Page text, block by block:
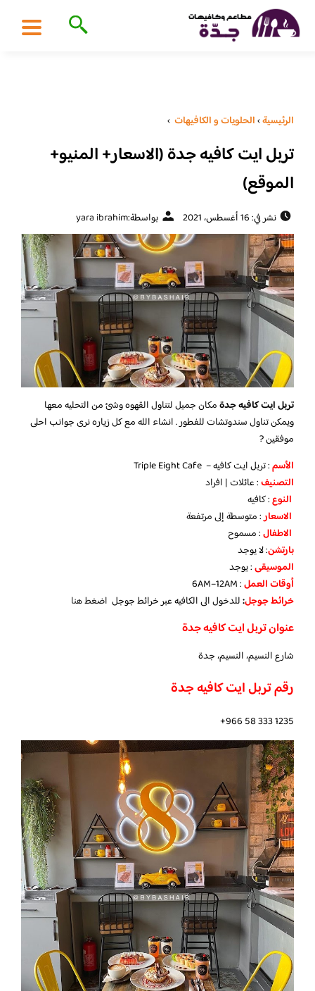
الرئيسية›الحلويات و الكافيهات ‎ ›
تربل ايت كافيه جدة (الاسعار+ المنيو+
الموقع)
نشر في: 16 أغسطس، 2021 بواسطة:yara ibrahim
تربل ايت كافيه جدةمكان جميل لتناول القهوه وشئ من التحليه معها
ويمكن تناول سندوتشات للفطور . انشاء الله مع كل زياره نرى جوانب احلى
موفقين ?
الأسم: تربل ايت كافيه – Triple Eight Cafe
التصنيف: عائلات | افراد
النوع: كافيه
الاسعار: متوسطة إلى مرتفعة
الاطفال: مسموح
بارتشن: لا يوجد
الموسيقى: يوجد
أوقات العمل: 6AM–12AM
خرائط جوجل:للدخول الى الكافيه عبر خرائط جوجل اضغط هنا
عنوان تربل ايت كافيه جدة
شارع النسيم، النسيم، جدة
رقم تربل ايت كافيه جدة